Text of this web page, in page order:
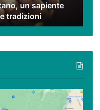
un sapiente
tradizioni